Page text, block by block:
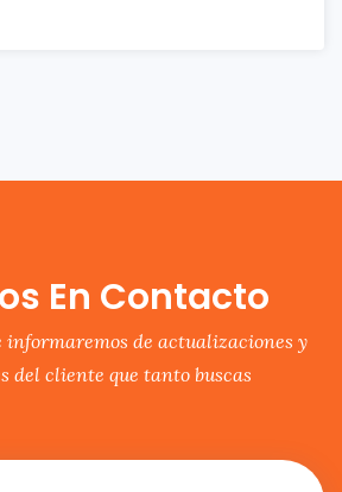
En Contacto
informaremos de actualizaciones y
del cliente que tanto buscas